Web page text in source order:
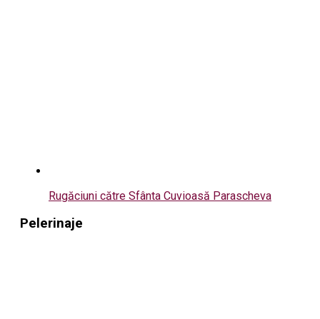
Rugăciuni către Sfânta Cuvioasă Parascheva
Pelerinaje